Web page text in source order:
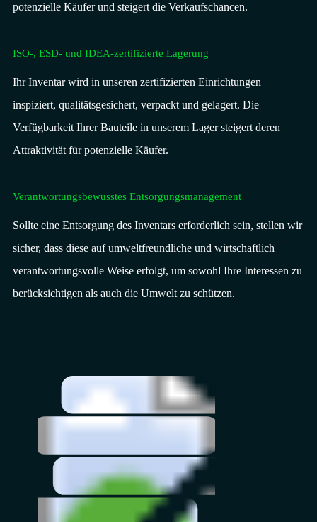
potenzielle Käufer und steigert die Verkaufschancen.​
ISO-, ESD- und IDEA-zertifizierte Lagerung
Ihr Inventar wird in unseren zertifizierten Einrichtungen
inspiziert, qualitätsgesichert, verpackt und gelagert. Die
Verfügbarkeit Ihrer Bauteile in unserem Lager steigert deren
Attraktivität für potenzielle Käufer.​
Verantwortungsbewusstes Entsorgungsmanagement
Sollte eine Entsorgung des Inventars erforderlich sein, stellen wir
sicher, dass diese auf umweltfreundliche und wirtschaftlich
verantwortungsvolle Weise erfolgt, um sowohl Ihre Interessen zu
berücksichtigen als auch die Umwelt zu schützen.​